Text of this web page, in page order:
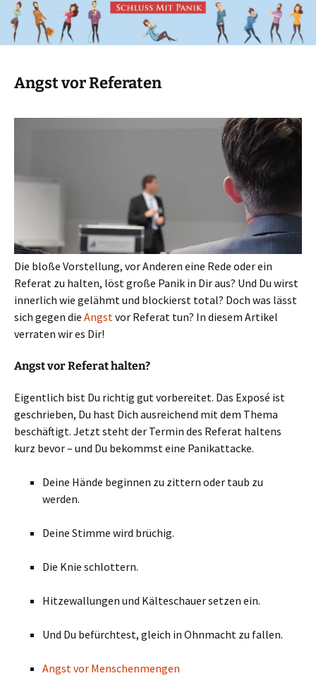
Angst vor Referaten
Die bloße Vorstellung, vor Anderen eine Rede oder ein
Referat zu halten, löst große Panik in Dir aus? Und Du wirst
innerlich wie gelähmt und blockierst total? Doch was lässt
sich gegen die Angst vor Referat tun? In diesem Artikel
verraten wir es Dir!
Angst vor Referat halten?
Eigentlich bist Du richtig gut vorbereitet. Das Exposé ist
geschrieben, Du hast Dich ausreichend mit dem Thema
beschäftigt. Jetzt steht der Termin des Referat haltens
kurz bevor – und Du bekommst eine Panikattacke.
Deine Hände beginnen zu zittern oder taub zu
werden.
Deine Stimme wird brüchig.
Die Knie schlottern.
Hitzewallungen und Kälteschauer setzen ein.
Und Du befürchtest, gleich in Ohnmacht zu fallen.
Angst vor Menschenmengen